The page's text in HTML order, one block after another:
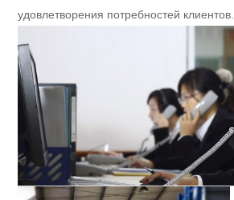
удовлетворения потребностей клиентов.